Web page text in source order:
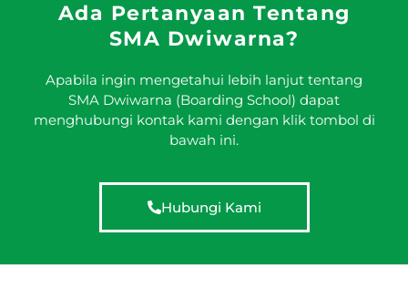
Ada Pertanyaan Tentang
SMA Dwiwarna?
Apabila ingin mengetahui lebih lanjut tentang
SMA Dwiwarna (Boarding School) dapat
menghubungi kontak kami dengan klik tombol di
bawah ini.
Hubungi Kami